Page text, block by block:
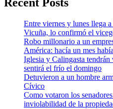
Recent Posts
Entre viernes y lunes llega
Vicuña, lo confirmó el
Robo millonario a un
América: hacía un mes
Iglesia y Calingasta
sentirá el frío el domingo
Detuvieron a un hombre
Cívico
Como votaron los
inviolabilidad de la